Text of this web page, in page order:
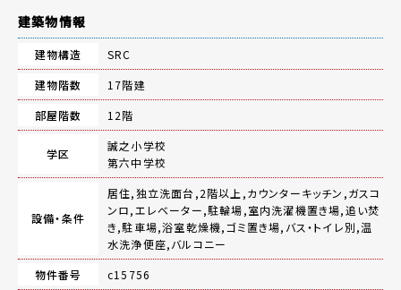
建築物情報
建物構造
SRC
建物階数
17階建
部屋階数
12階
学区
誠之小学校
第六中学校
設備・条件
居住,独立洗面台,2階以上,カウンターキッチン,ガスコ
ンロ,エレベーター,駐輪場,室内洗濯機置き場,追い焚
き,駐車場,浴室乾燥機,ゴミ置き場,バス・トイレ別,温
水洗浄便座,バルコニー
物件番号
c15756